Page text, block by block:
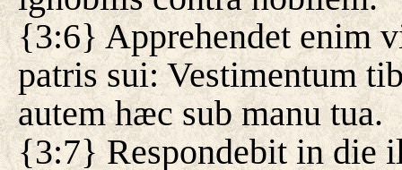
{3:6} Apprehendet enim
patris sui: Vestimentum
autem hæc sub manu tua.
{3:7} Respondebit in die